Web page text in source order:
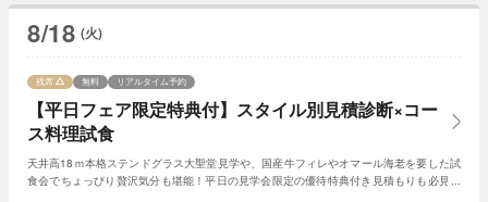
8/18 (火)
【平日フェア限定特典付】スタイル別見積診断×コー
ス料理試食
残席 無料 リアルタイム予約
天井高18ｍ本格ステンドグラス大聖堂見学や、国産牛フィレやオマール海老を要した試
食会でちょっぴり贅沢気分も堪能！平日の見学会限定の優待特典付き見積もりも必見。